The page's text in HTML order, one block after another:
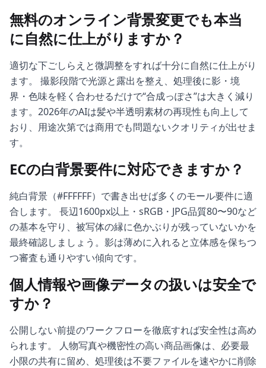
無料のオンライン背景変更でも本当
に自然に仕上がりますか？
適切な下ごしらえと微調整をすれば十分に自然に仕上がり
ます。 撮影段階で光源と露出を整え、処理後に影・境
界・色味を軽く合わせるだけで“合成っぽさ”は大きく減り
ます。2026年のAIは髪や半透明素材の再現性も向上して
おり、用途次第では商用でも問題ないクオリティが出せま
す。
ECの白背景要件に対応できますか？
純白背景（#FFFFFF）で書き出せば多くのモール要件に適
合します。 長辺1600px以上・sRGB・JPG品質80〜90など
の基本を守り、被写体の縁に色かぶりが残っていないかを
最終確認しましょう。影は薄めに入れると立体感を保ちつ
つ審査も通りやすい傾向です。
個人情報や画像データの扱いは安全で
すか？
公開しない前提のワークフローを徹底すれば安全性は高め
られます。 人物写真や機密性の高い商品画像は、必要最
小限の共有に留め、処理後は不要ファイルを速やかに削除